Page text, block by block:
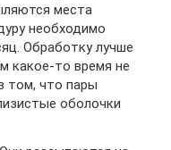
места
необходимо
Обработку лучше
какое-то время не
том, что пары
оболочки